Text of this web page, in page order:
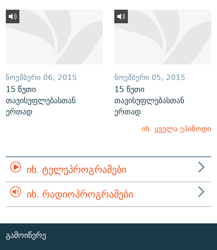
ᲜᲝᲔᲛᲑᲔᲠᲘ 06, 2015
15 წუთი
თავისუფლებასთან
ერთად
ᲜᲝᲔᲛᲑᲔᲠᲘ 05, 2015
15 წუთი
თავისუფლებასთან
ერთად
იხ. ყველა ეპიზოდი
ᲘᲮ. ᲢᲔᲚᲔᲞᲠᲝᲒᲠᲐᲛᲔᲑᲘ
ᲘᲮ. ᲠᲐᲓᲘᲝᲞᲠᲝᲒᲠᲐᲛᲔᲑᲘ
ᲒᲐᲛᲝᲘᲬᲔᲠᲔ